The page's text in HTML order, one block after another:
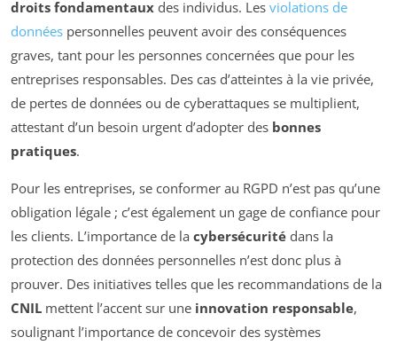
droits fondamentaux des individus. Les violations de
données personnelles peuvent avoir des conséquences
graves, tant pour les personnes concernées que pour les
entreprises responsables. Des cas d’atteintes à la vie privée,
de pertes de données ou de cyberattaques se multiplient,
attestant d’un besoin urgent d’adopter des bonnes
pratiques.
Pour les entreprises, se conformer au RGPD n’est pas qu’une
obligation légale ; c’est également un gage de confiance pour
les clients. L’importance de la cybersécurité dans la
protection des données personnelles n’est donc plus à
prouver. Des initiatives telles que les recommandations de la
CNIL mettent l’accent sur une innovation responsable,
soulignant l’importance de concevoir des systèmes